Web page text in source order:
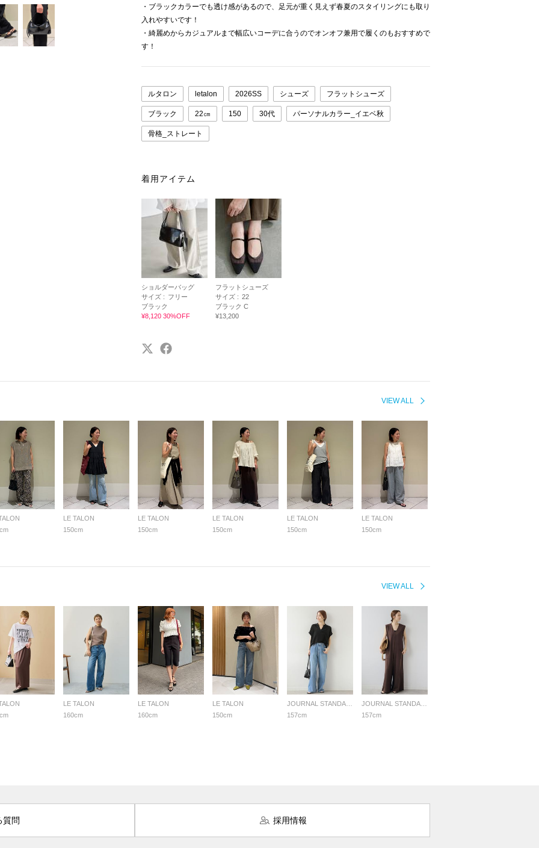
・ブラックカラーでも透け感があるので、足元が重く見えず春夏のスタイリングにも取り
入れやすいです！
・綺麗めからカジュアルまで幅広いコーデに合うのでオンオフ兼用で履くのもおすすめで
す！
ルタロン letalon 2026SS シューズ フラットシューズ
ブラック 22㎝ 150 30代 パーソナルカラー_イエベ秋
骨格_ストレート
着用アイテム
ショルダーバッグ
サイズ : フリー
ブラック
¥8,120 30%OFF
フラットシューズ
サイズ : 22
ブラック C
¥13,200
VIEW ALL
LE TALON
150cm
LE TALON
150cm
LE TALON
150cm
LE TALON
150cm
LE TALON
150cm
VIEW ALL
LE TALON
160cm
LE TALON
160cm
LE TALON
150cm
157cm
157cm
質問 採用情報